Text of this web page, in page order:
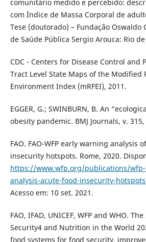
comunitário medido e percebido:
com Índice de Massa Corporal de
Tese (doutorado) – Fundação Oswaldo
de Saúde Pública Sergio Arouca: Rio
CDC - Centers for Disease Control and
Tract Level State Maps of the Modified
Environment Index (mRFEI), 2011.
EGGER, G.; SWINBURN, B. An
obesity pandemic. BMJ Journals, v.
FAO. FAO-WFP early warning analysis
insecurity hotspots. Rome, 2020.
https://www.wfp.org/publications/
analysis-acute-food-insecurity-
Acesso em: 10 set. 2021.
FAO, IFAD, UNICEF, WFP and WHO.
Security4 and Nutrition in the World
food systems for food security,